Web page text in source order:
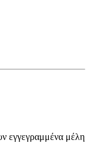
εγγεγραμμένα μέλη